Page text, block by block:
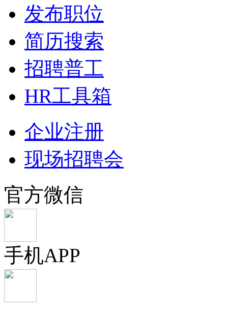
发布职位
简历搜索
招聘普工
HR工具箱
企业注册
现场招聘会
官方微信
手机APP